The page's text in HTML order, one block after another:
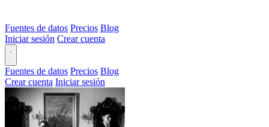
Fuentes de datos Precios Blog
Iniciar sesión Crear cuenta
Fuentes de datos Precios Blog
Crear cuenta Iniciar sesión